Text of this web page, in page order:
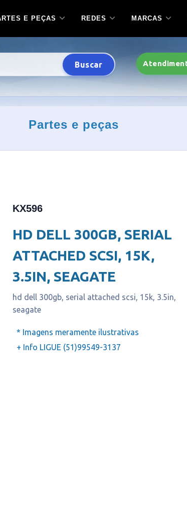
E PEÇAS REDES MARCAS
Buscar
Partes e peças
KX596
HD DELL 300GB, SERIAL
ATTACHED SCSI, 15K,
3.5IN, SEAGATE
hd dell 300gb, serial attached scsi, 15k, 3.5in,
seagate
* Imagens meramente ilustrativas
+ Info LIGUE (51)99549-3137